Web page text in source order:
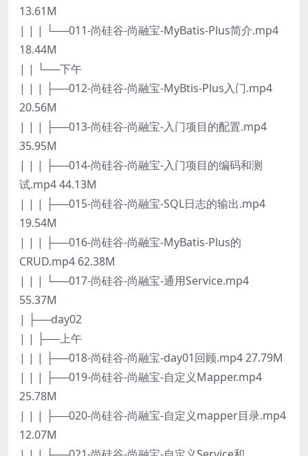
13.61M
| | | └──011-尚硅谷-尚融宝-MyBatis-Plus简介.mp4
18.44M
| | └──下午
| | | ├──012-尚硅谷-尚融宝-MyBtis-Plus入门.mp4
20.56M
| | | ├──013-尚硅谷-尚融宝-入门项目的配置.mp4
35.95M
| | | ├──014-尚硅谷-尚融宝-入门项目的编码和测
试.mp4 44.13M
| | | ├──015-尚硅谷-尚融宝-SQL日志的输出.mp4
19.54M
| | | ├──016-尚硅谷-尚融宝-MyBatis-Plus的
CRUD.mp4 62.38M
| | | └──017-尚硅谷-尚融宝-通用Service.mp4
55.37M
| ├──day02
| | ├──上午
| | | ├──018-尚硅谷-尚融宝-day01回顾.mp4 27.79M
| | | ├──019-尚硅谷-尚融宝-自定义Mapper.mp4
25.78M
| | | ├──020-尚硅谷-尚融宝-自定义mapper目录.mp4
12.07M